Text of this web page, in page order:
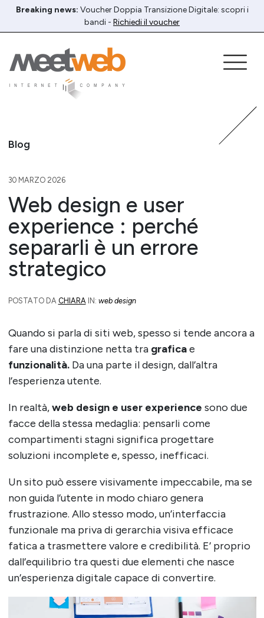
Breaking news: Voucher Doppia Transizione Digitale: scopri i
bandi - Richiedi il voucher
Blog
30 MARZO 2026
Web design e user
experience : perché
separarli è un errore
strategico
POSTATO DA CHIARA IN: web design
Quando si parla di siti web, spesso si tende ancora a
fare una distinzione netta tra graficae
funzionalità. Da una parte il design, dall’altra
l’esperienza utente.
In realtà,web design e user experience sono due
facce della stessa medaglia: pensarli come
compartimenti stagni significa progettare
soluzioni incomplete e, spesso, inefficaci.
Un sito può essere visivamente impeccabile, ma se
non guida l’utente in modo chiaro genera
frustrazione. Allo stesso modo, un’interfaccia
funzionale ma priva di gerarchia visiva efficace
fatica a trasmettere valore e credibilità. E’ proprio
dall’equilibrio tra questi due elementi che nasce
un’esperienza digitale capace di convertire.